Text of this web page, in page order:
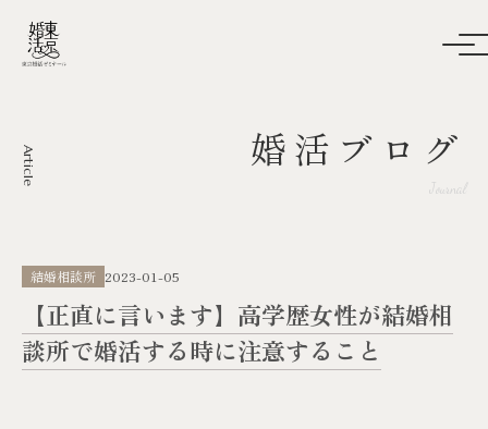
Article 婚活ブログ
Journal
結婚相談所 2023-01-05
【正直に言います】高学歴女性が結婚相
談所で婚活する時に注意すること